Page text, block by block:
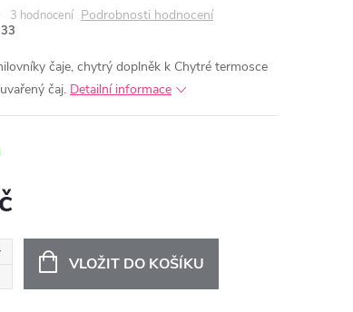
3 hodnocení Podrobnosti hodnocení
čaje, chytrý doplněk k Chytré termosce
čaj. Detailní informace
VLOŽIT DO KOŠÍKU